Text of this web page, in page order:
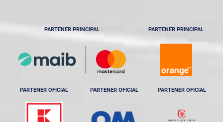
PARTENER PRINCIPAL PARTENER PRINCIPAL
PARTENER OFICIAL PARTENER OFICIAL PARTENER OFICIAL